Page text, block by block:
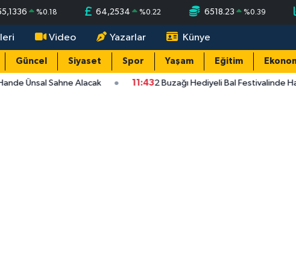
%0.18 64,2534 %0.22 6518.23 %0.39
Video Yazarlar Künye
Güncel Siyaset Spor Yaşam Eğitim
Ünsal Sahne Alacak 11:432 Buzağı Hediyeli Bal Festivalinde